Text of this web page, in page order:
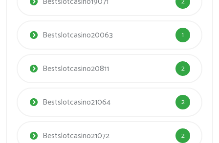
Bestslotcasino20063 1
Bestslotcasino20811 2
Bestslotcasino21064 2
Bestslotcasino21072 2